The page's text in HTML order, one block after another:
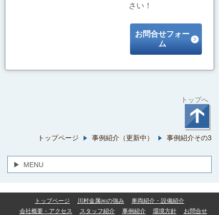
さい！
お問合せフォー
ム
トップへ
トップページ 事例紹介（更新中） 事例紹介その3
MENU
トップページ 川村金属㈱の強み
車両紹介・設備紹介
会社概要・アクセス
スタッフ紹介 事例紹介 環境方針 お問合せ